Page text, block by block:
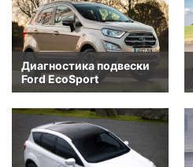
Диагностика подвески
Ford EcoSport